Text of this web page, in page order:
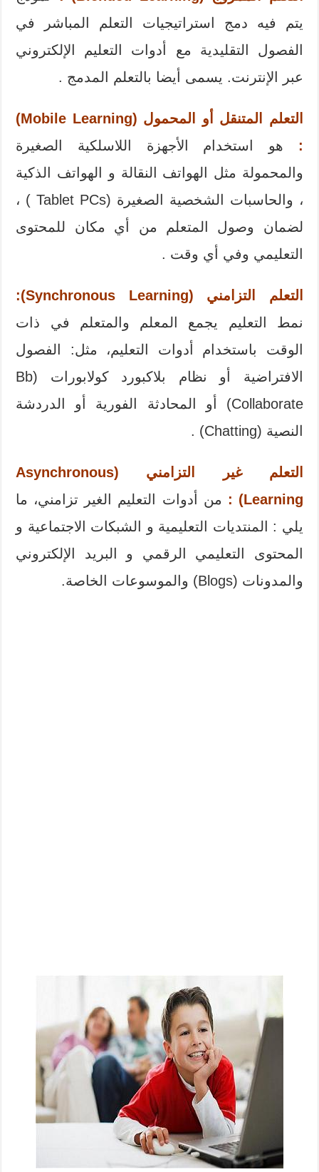
يتم فيه دمج استراتيجيات التعلم المباشر في
الفصول التقليدية مع أدوات التعليم الإلكتروني
عبر الإنترنت. يسمى أيضا بالتعلم المدمج .
التعلم المتنقل أو المحمول (Mobile Learning)
:
هو استخدام الأجهزة اللاسلكية الصغيرة
والمحمولة مثل الهواتف النقالة و الهواتف الذكية
، والحاسبات الشخصية الصغيرة (Tablet PCs ) ،
لضمان وصول المتعلم من أي مكان للمحتوى
التعليمي وفي أي وقت .
التعلم التزامني (Synchronous Learning):
نمط التعليم يجمع المعلم والمتعلم في ذات
الوقت باستخدام أدوات التعليم، مثل: الفصول
الافتراضية أو نظام بلاكبورد كولابورات (Bb
Collaborate) أو المحادثة الفورية أو الدردشة
النصية (Chatting) .
التعلم غير التزامني (Asynchronous
Learning) :
من أدوات التعليم الغير تزامني، ما
يلي : المنتديات التعليمية و الشبكات الاجتماعية و
المحتوى التعليمي الرقمي و البريد الإلكتروني
والمدونات (Blogs) والموسوعات الخاصة.